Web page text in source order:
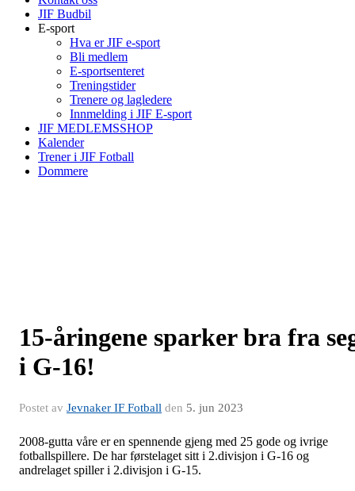
JIF Budbil
E-sport
Hva er JIF e-sport
Bli medlem
E-sportsenteret
Treningstider
Trenere og lagledere
Innmelding i JIF E-sport
JIF MEDLEMSSHOP
Kalender
Trener i JIF Fotball
Dommere
15-åringene sparker bra fra
i G-16!
Postet av Jevnaker IF Fotball den 5. jun 2023
2008-gutta våre er en spennende gjeng med 25 gode og ivrige
fotballspillere. De har førstelaget sitt i 2.divisjon i G-16 og
andrelaget spiller i 2.divisjon i G-15.